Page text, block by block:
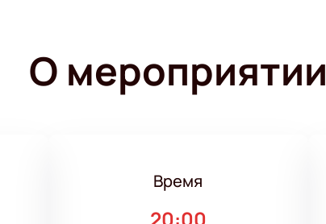
О мероприятии
Время
20:00